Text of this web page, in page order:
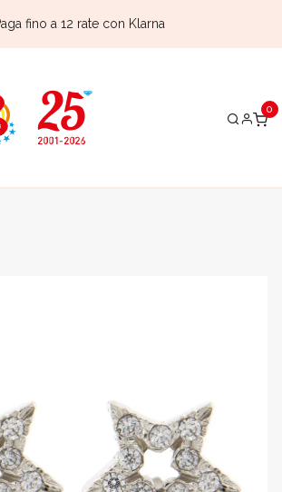
fino a 12 rate con Klarna